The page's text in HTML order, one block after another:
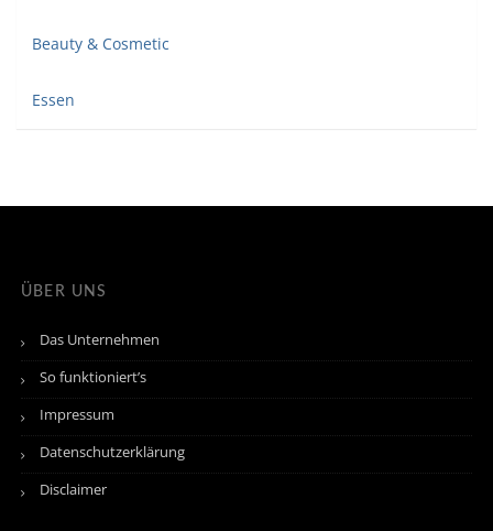
Beauty & Cosmetic
Essen
ÜBER UNS
Das Unternehmen
So funktioniert’s
Impressum
Datenschutzerklärung
Disclaimer